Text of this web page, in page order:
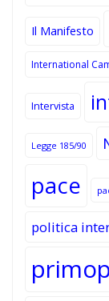
Il Manifesto
International
Intervista
Legge 185/90
pace
politica